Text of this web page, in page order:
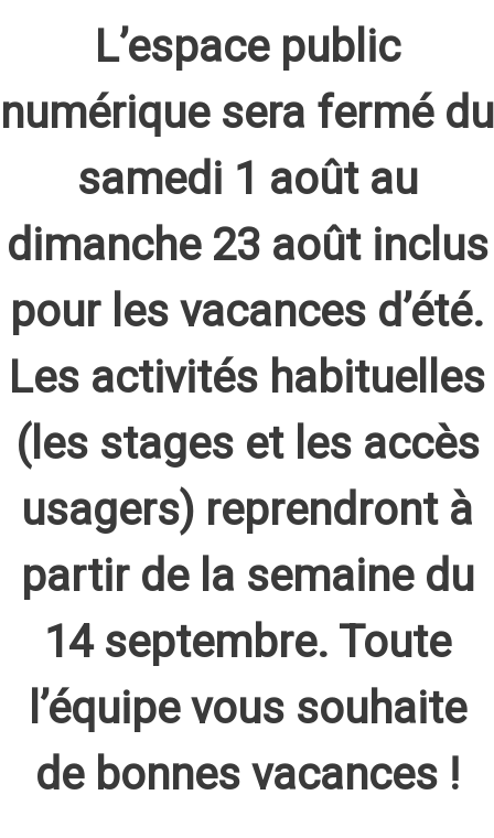
L’espace public
numérique sera fermé du
samedi 1 août au
dimanche 23 août inclus
pour les vacances d’été.
Les activités habituelles
(les stages et les accès
usagers) reprendront à
partir de la semaine du
14 septembre. Toute
l’équipe vous souhaite
de bonnes vacances !